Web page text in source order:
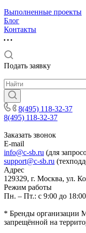
Выполненные проекты
Блог
Контакты
Подать заявку
8(495) 118-32-37
8(495) 118-32-37
Заказать звонок
E-mail
info@c-sb.ru (для
support@c-sb.ru
Адрес
129329, г. Москва, ул.
Режим работы
Пн. – Пт.: с 9:00 до 18:00
* Бренды организации
запрещённой на